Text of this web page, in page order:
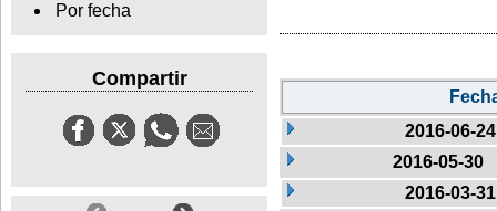
Por fecha
Compartir
2016-06-24
2016-05-30
2016-03-31